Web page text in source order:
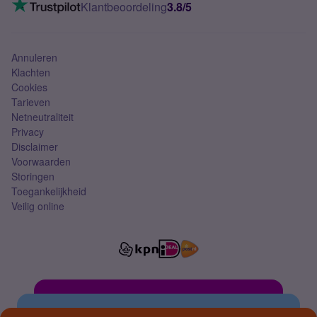
Mobiel abonnement
Klantbeoordeling3.8/5
Annuleren
Klachten
Cookies
Tarieven
Netneutraliteit
Privacy
Disclaimer
Voorwaarden
Storingen
Toegankelijkheid
Veilig online